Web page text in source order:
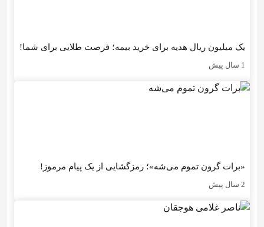
یک میلیون ریال هدیه برای خرید بیمه؛ فرصت طلایی برای شما!
1 سال پیش
«برات گرون تموم می‌شه»؛ رمزگشایی از یک پیام مرموز!
2 سال پیش